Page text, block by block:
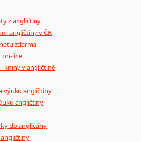
z angličtiny
angličtiny v ČR
zdarma
on-line
knihy v angličtině
výuku angličtiny
angličtiny
do angličtiny